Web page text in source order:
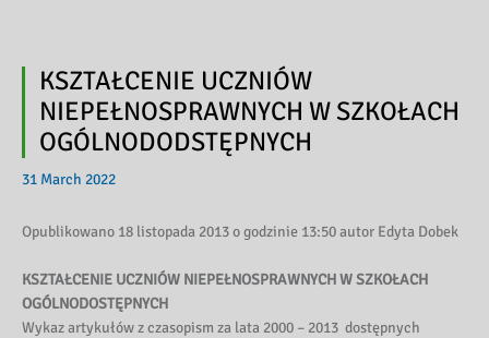
KSZTAŁCENIE UCZNIÓW
NIEPEŁNOSPRAWNYCH W SZKOŁACH
OGÓLNODODSTĘPNYCH
31 March 2022
Opublikowano 18 listopada 2013 o godzinie 13:50 autor Edyta Dobek
KSZTAŁCENIE UCZNIÓW NIEPEŁNOSPRAWNYCH W SZKOŁACH
OGÓLNODOSTĘPNYCH
Wykaz artykułów z czasopism za lata 2000 – 2013 dostępnych